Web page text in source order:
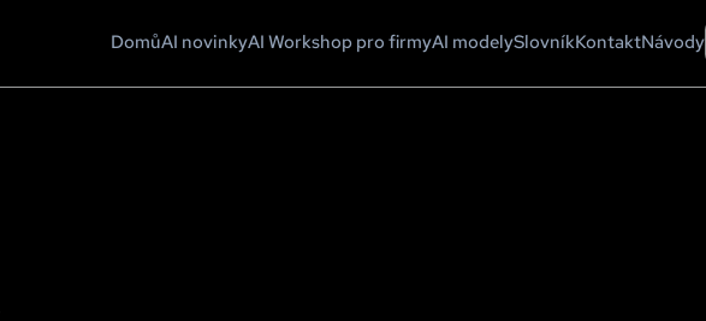
DomůAI novinkyAI Workshop pro firmyAI modelySlovníkKontaktNávody